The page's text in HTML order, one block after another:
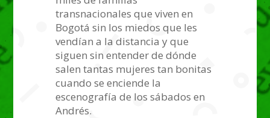
transnacionales que viven en
Bogotá sin los miedos que les
vendían a la distancia y que
siguen sin entender de dónde
salen tantas mujeres tan bonitas
cuando se enciende la
escenografía de los sábados en
Andrés.